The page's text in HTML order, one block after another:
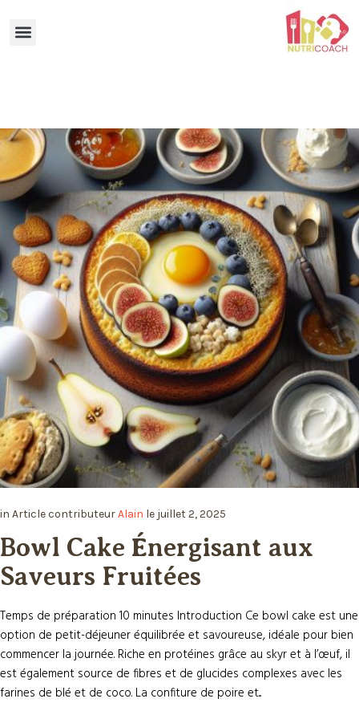
in ArticlecontributeurAlain le juillet 2, 2025
Bowl Cake Énergisant aux
Saveurs Fruitées
Temps de préparation 10 minutes Introduction Ce bowl cake est une
option de petit-déjeuner équilibrée et savoureuse, idéale pour bien
commencer la journée. Riche en protéines grâce au skyr et à l’œuf, il
est également source de fibres et de glucides complexes avec les
farines de blé et de coco. La confiture de poire et...